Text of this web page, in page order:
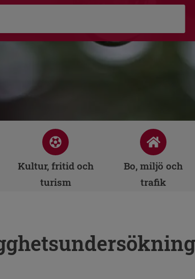
Kultur, fritid och
turism
Bo, miljö och
trafik